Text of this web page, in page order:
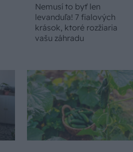
Nemusí to byť len
levanduľa! 7 fialových
krások, ktoré rozžiaria
vašu záhradu